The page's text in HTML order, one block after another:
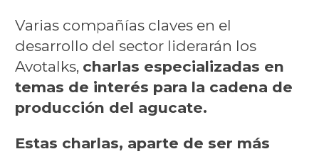
Varias compañías claves en el
desarrollo del sector liderarán los
Avotalks, charlas especializadas en
temas de interés para la cadena de
producción del agucate.
Estas charlas, aparte de ser más